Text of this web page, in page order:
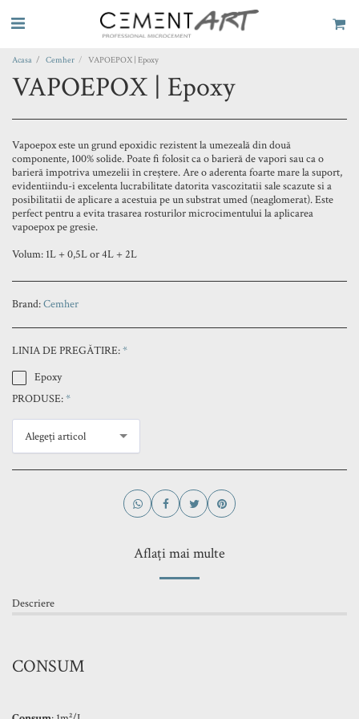
Acasa Cemher VAPOEPOX | Epoxy
VAPOEPOX | Epoxy
Vapoepox este un grund epoxidic rezistent la umezeală din două
componente, 100% solide. Poate fi folosit ca o barieră de vapori sau ca o
barieră împotriva umezelii în creștere. Are o aderenta foarte mare la suport,
evidentiindu-i excelenta lucrabilitate datorita vascozitatii sale scazute si a
posibilitatii de aplicare a acestuia pe un substrat umed (neaglomerat). Este
perfect pentru a evita trasarea rosturilor microcimentului la aplicarea
vapoepox pe gresie.
Volum: 1L + 0,5L or 4L + 2L
Brand:Cemher
LINIA DE PREGĂTIRE:*
Epoxy
PRODUSE:*
Alegeți articol
Aflați mai multe
Descriere
CONSUM